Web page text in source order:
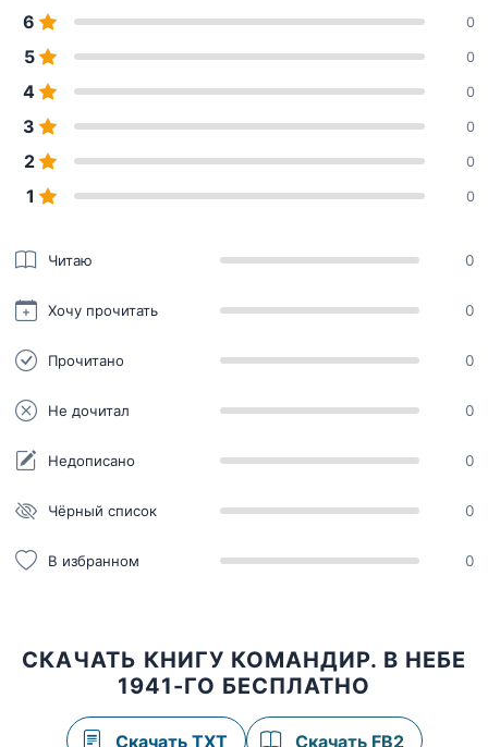
6 0
5 0
4 0
3 0
2 0
1 0
Читаю 0
Хочу прочитать 0
Прочитано 0
Не дочитал 0
Недописано 0
Чёрный список 0
В избранном 0
СКАЧАТЬ КНИГУ КОМАНДИР. В НЕБЕ
1941-ГО БЕСПЛАТНО
Скачать TXT Скачать FB2